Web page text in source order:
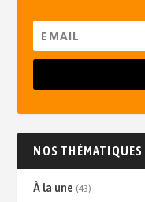
NOS THÉMATIQUES
À la une (43)